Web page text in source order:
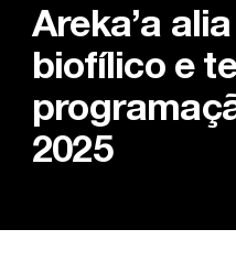
Areka’a
biofílico e
2025